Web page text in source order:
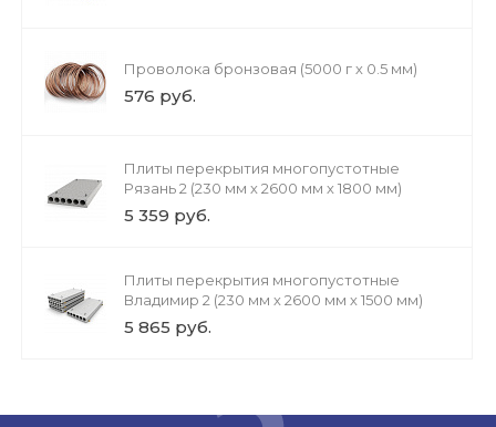
Проволока бронзовая (5000 г х 0.5 мм)
576 руб.
Плиты перекрытия многопустотные
Рязань 2 (230 мм х 2600 мм х 1800 мм)
5 359 руб.
Плиты перекрытия многопустотные
Владимир 2 (230 мм х 2600 мм х 1500 мм)
5 865 руб.